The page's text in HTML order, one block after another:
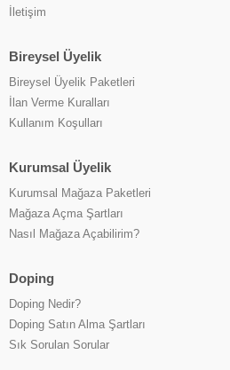
İletişim
Bireysel Üyelik
Bireysel Üyelik Paketleri
İlan Verme Kuralları
Kullanım Koşulları
Kurumsal Üyelik
Kurumsal Mağaza Paketleri
Mağaza Açma Şartları
Nasıl Mağaza Açabilirim?
Doping
Doping Nedir?
Doping Satın Alma Şartları
Sık Sorulan Sorular